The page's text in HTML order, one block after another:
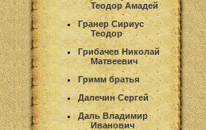
Теодор Амадей
Гранер Сириус
Теодор
Грибачев Николай
Матвеевич
Гримм братья
Далечин Сергей
Даль Владимир
Иванович